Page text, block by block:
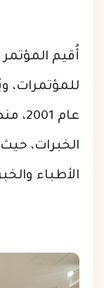
للمؤتمرات،
عام
الخبرات،
الأطباء